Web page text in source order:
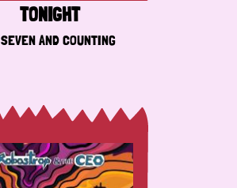
TONIGHT
SEVEN AND COUNTING